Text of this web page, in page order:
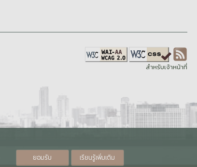
สำหรับเจ้าหน้าที่
ยอมรับ เรียนรู้เพิ่มเติม